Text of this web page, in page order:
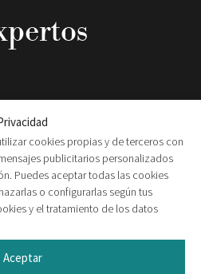
cookies propias y de terceros con
publicitarios personalizados
Puedes aceptar todas las cookies
o configurarlas según tus
y el tratamiento de los datos
Aceptar